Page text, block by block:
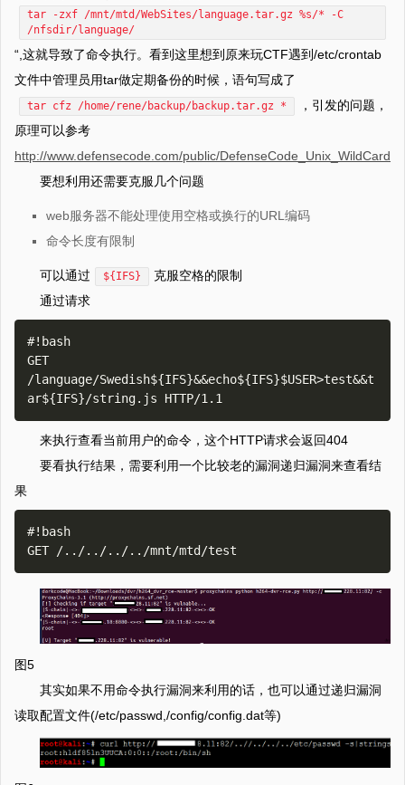
tar -zxf /mnt/mtd/WebSites/language.tar.gz %s/* -C
/nfsdir/language/
“,这就导致了命令执行。看到这里想到原来玩CTF遇到/etc/crontab
文件中管理员用tar做定期备份的时候，语句写成了
tar cfz /home/rene/backup/backup.tar.gz *
，引发的问题，
原理可以参考
http://www.defensecode.com/public/
要想利用还需要克服几个问题
web服务器不能处理使用空格或换行的URL编码
命令长度有限制
可以通过 ${IFS}
克服空格的限制
通过请求
#!bash
GET
/language/Swedish${IFS}&&echo${IFS}$USER>test&&t
来执行查看当前用户的命令，这个HTTP请求会返回404
要看执行结果，需要利用一个比较老的漏洞递归漏洞来查看结
果
#!bash
图5
其实如果不用命令执行漏洞来利用的话，也可以通过递归漏洞
读取配置文件(/etc/passwd,/config/config.dat等)